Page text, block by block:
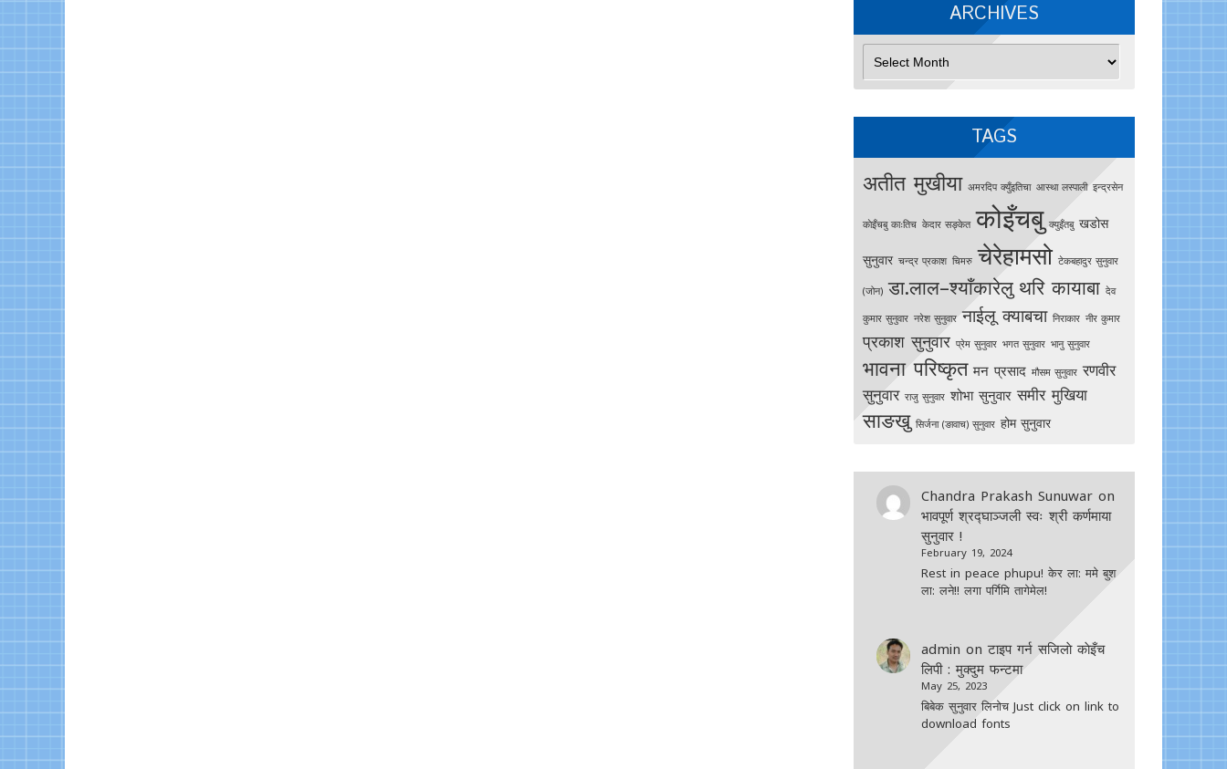
ARCHIVES
Archives
TAGS
अतीत मुखीया अमरदिप क्युँइतिचा आस्था लस्पाली इन्द्रसेन
काेइँचबु काःतिच केदार सङ्केत कोइँचबु क्युइँतबु खडोस
सुनुवार चन्द्र प्रकाश चिमरु चेरेहामसो टेकबहादुर सुनुवार
(जोन) डा.लाल–श्याँकारेलु थरि कायाबा देव
कुमार सुनुवार नरेश सुनुवार नाईलू क्याबचा निराकार नीर कुमार
प्रकाश सुनुवार प्रेम सुनुवार भगत सुनुवार भानु सुनुवार
भावना परिष्कृत मन प्रसाद मौसम सुनुवार रणवीर
सुनुवार राजु सुनुवार शोभा सुनुवार समीर मुखिया
साङखु सिर्जना (ङावाच) सुनुवार होम सुनुवार
Chandra Prakash Sunuwaron
भावपूर्ण श्रद्घाञ्जली स्वः श्री कर्णमाया
सुनुवार !
February 19, 2024
Rest in peace phupu! केर ला: ममे बुश
ला: लने!! लगा पर्गिमि तागेमेल!
admin onटाइप गर्न सजिलाे काेइँच
लिपी : मुक्दुम फन्टमा
May 25, 2023
बिबेक सुनुवार लिनोच Just click on link to
download fonts